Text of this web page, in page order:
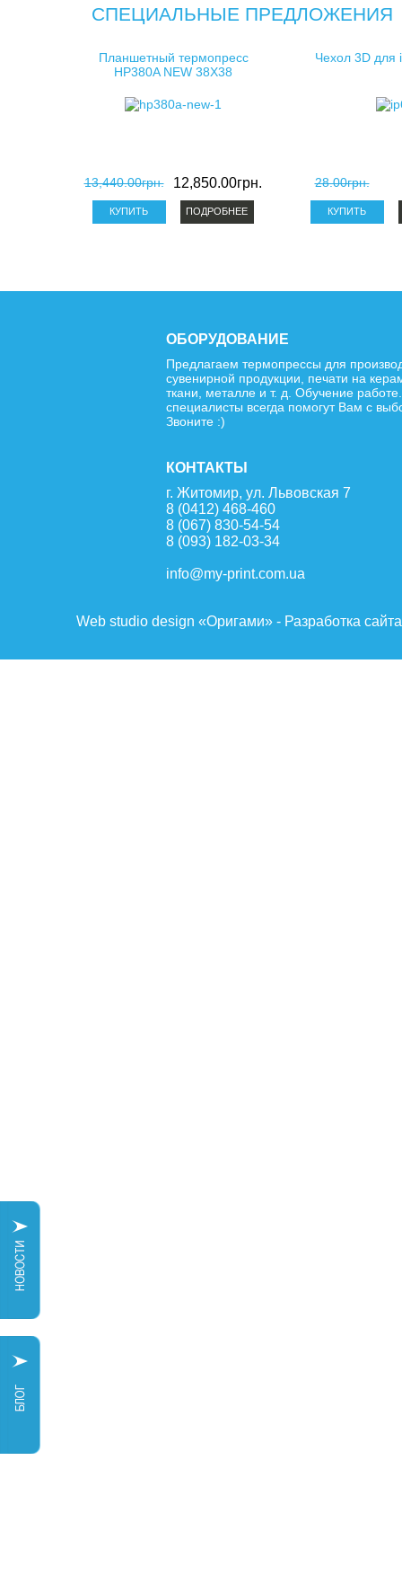
СПЕЦИАЛЬНЫЕ ПРЕДЛОЖЕНИЯ
Планшетный термопресс
HP380A NEW 38X38
13,440.00грн. 12,850.00грн.
ПОДРОБНЕЕ
Чехол 3D для
28.00грн.
ОБОРУДОВАНИЕ
Предлагаем термопрессы для
сувенирной продукции, печати на
ткани, металле и т. д. Обучение
специалисты всегда помогут Вам с
Звоните :)
КОНТАКТЫ
г. Житомир, ул. Львовская 7
8 (0412) 468-460
8 (067) 830-54-54
8 (093) 182-03-34
info@my-print.com.ua
Web studio design «Оригами» - Разработка